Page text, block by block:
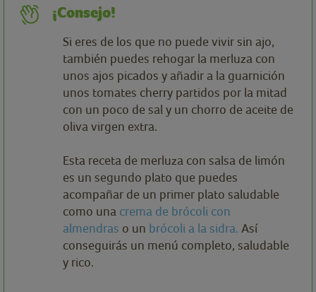
¡Consejo!
Si eres de los que no puede vivir sin ajo,
también puedes rehogar la merluza con
unos ajos picados y añadir a la guarnición
unos tomates cherry partidos por la mitad
con un poco de sal y un chorro de aceite de
oliva virgen extra.
Esta receta de merluza con salsa de limón
es un segundo plato que puedes
acompañar de un primer plato saludable
como una crema de brócoli con
almendras o un brócoli a la sidra. Así
conseguirás un menú completo, saludable
y rico.